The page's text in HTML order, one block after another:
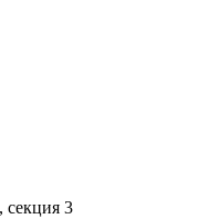
секция 3